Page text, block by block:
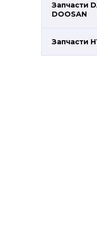
Запчасти
DOOSAN
Запчасти